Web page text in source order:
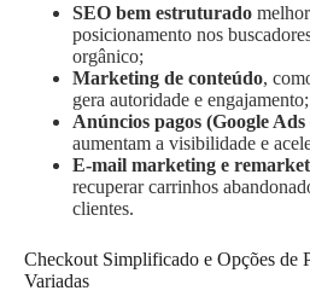
SEO bem estruturado
posicionamento nos
orgânico​;
Marketing de conteúdo,
gera autoridade e engajamento;
Anúncios pagos (Google
aumentam a visibilidade e
E-mail marketing e
recuperar carrinhos
clientes.
Checkout Simplificado e Opções de
Variadas